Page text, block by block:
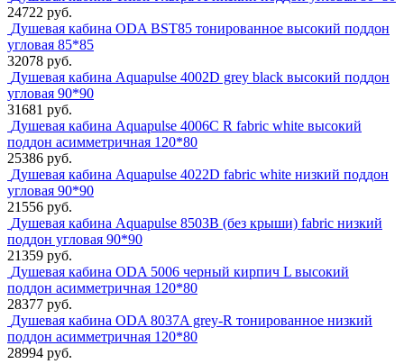
24722 руб.
Душевая кабина ODA BST85 тонированное высокий поддон
угловая 85*85
32078 руб.
Душевая кабина Aquapulse 4002D grey black высокий поддон
угловая 90*90
31681 руб.
Душевая кабина Aquapulse 4006С R fabric white высокий
поддон асимметричная 120*80
25386 руб.
Душевая кабина Aquapulse 4022D fabric white низкий поддон
угловая 90*90
21556 руб.
Душевая кабина Aquapulse 8503B (без крыши) fabric низкий
поддон угловая 90*90
21359 руб.
Душевая кабина ODA 5006 черный кирпич L высокий
поддон асимметричная 120*80
28377 руб.
Душевая кабина ODA 8037A grey-R тонированное низкий
поддон асимметричная 120*80
28994 руб.